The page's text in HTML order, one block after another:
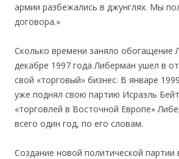
армии разбежались в джунглях. Мы
договора.»
Сколько времени заняло обогащение
декабре 1997 года Либерман ушел в
свой «торговый» бизнес. В январе
уже поднял свою партию Исраэль
«торговлей в Восточной Европе»
всего один год, по его словам.
Создание новой политической партии